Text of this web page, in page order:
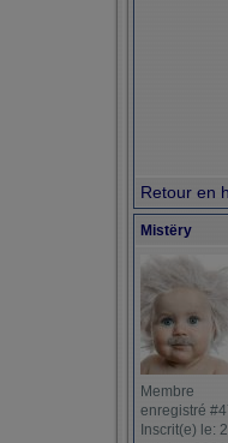
Retour en
Mistëry
Membre
enregistré
Inscrit(e) le: